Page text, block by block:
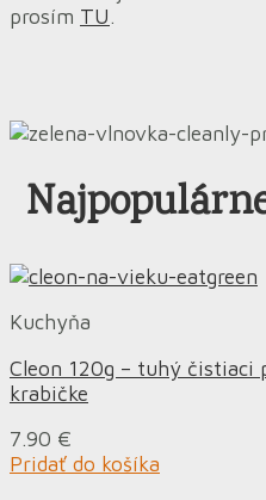
prosím TU.
Kuchyňa
Cleon 120g – tuhý čistiaci
krabičke
7.90 €
Pridať do košíka